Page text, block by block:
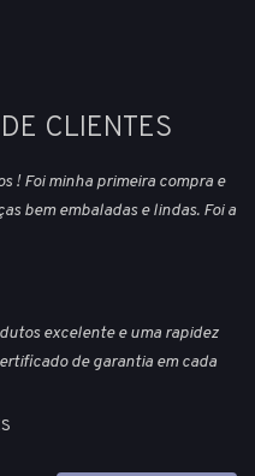
CLIENTES
! Foi minha primeira compra e
bem embaladas e lindas. Foi a
excelente e uma rapidez
de garantia em cada